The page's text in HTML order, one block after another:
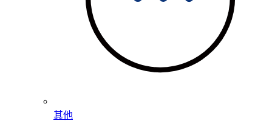
其他